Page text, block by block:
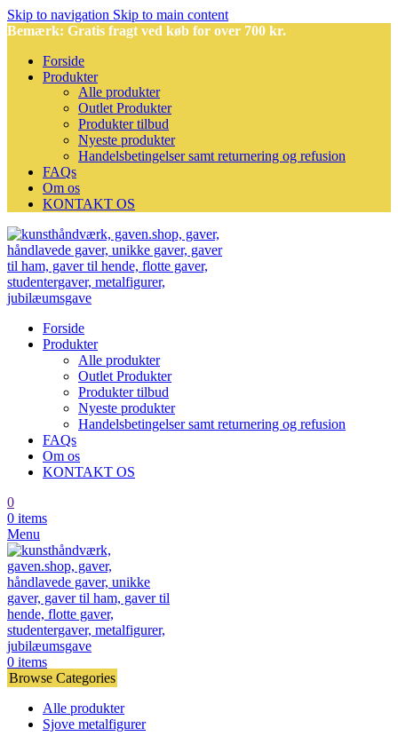
Skip to navigation Skip to main content
Bemærk: Gratis fragt ved køb for over 700 kr.
Forside
Produkter
Alle produkter
Outlet Produkter
Produkter tilbud
Nyeste produkter
Handelsbetingelser samt returnering og refusion
FAQs
Om os
KONTAKT OS
Forside
Produkter
Alle produkter
Outlet Produkter
Produkter tilbud
Nyeste produkter
Handelsbetingelser samt returnering og refusion
FAQs
Om os
KONTAKT OS
0
0 items
Menu
0 items
Browse Categories
Alle produkter
Sjove metalfigurer